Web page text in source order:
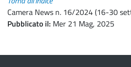
Camera News n. 16/2024 (16-30
Pubblicato il Mer 21 Mag, 2025